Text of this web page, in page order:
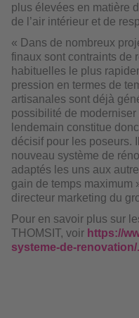
plus élevées en matière
de l’air intérieur et de
« Dans de nombreux
finaux sont contraints de
habituelles le plus
pression en termes de
artisanales sont déjà
possibilité de
lendemain constitue
décisif pour les poseurs.
nouveau système de
adaptés les uns aux
gain de temps maximum
directeur marketing du
Pour en savoir plus sur
THOMSIT, voir https://
systeme-de-renovation/.